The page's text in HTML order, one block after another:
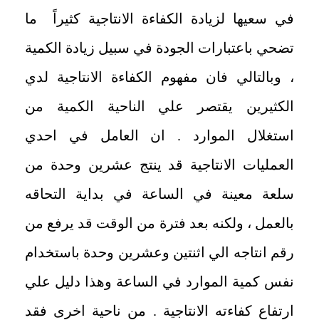
في سعيها لزيادة الكفاءة الانتاجية كثيراً ما
تضحي باعتبارات الجودة في سبيل زيادة الكمية
، وبالتالي فان مفهوم الكفاءة الانتاجية لدي
الكثيرين يقتصر علي الناحية الكمية من
استغلال الموارد . ان العامل في احدي
العمليات الانتاجية قد ينتج عشرين وحدة من
سلعة معينة في الساعة في بداية التحاقه
بالعمل ، ولكنه بعد فترة من الوقت قد يرفع من
رقم انتاجه الي اثنتين وعشرين وحدة باستخدام
نفس كمية الموارد في الساعة وهذا دليل علي
ارتفاع كفاءته الانتاجية . من ناحية اخرى فقد